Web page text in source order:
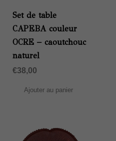
Set de table
CAPEBA couleur
OCRE – caoutchouc
naturel
€38,00
Ajouter au panier